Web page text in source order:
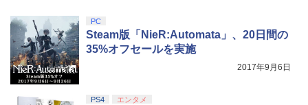
￥8,589
PC
Steam版「NieR:Automata」、20日間の
35%オフセールを実施
2017年9月6日
PS4 エンタメ